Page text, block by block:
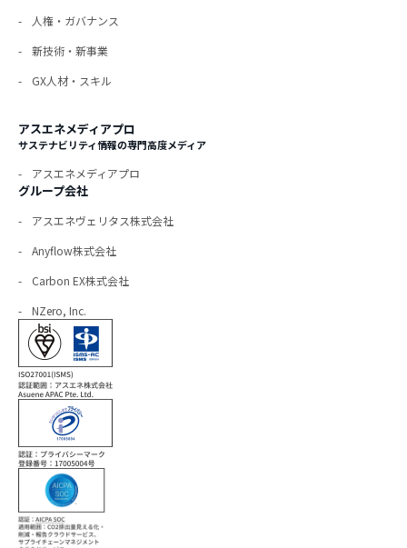
人権・ガバナンス
新技術・新事業
GX人材・スキル
アスエネメディアプロ
サステナビリティ情報の専門高度メディア
アスエネメディアプロ
グループ会社
アスエネヴェリタス株式会社
Anyflow株式会社
Carbon EX株式会社
NZero, Inc.